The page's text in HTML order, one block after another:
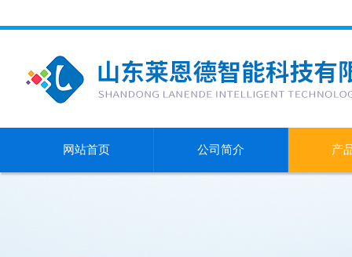
网站首页 公司简介 产